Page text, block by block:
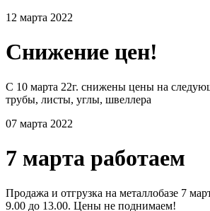
12 марта 2022
Снижение цен!
С 10 марта 22г. снижены цены на
трубы, листы, углы, швеллера
07 марта 2022
7 марта работаем
Продажа и отгрузка на металлобазе 7
9.00 до 13.00. Цены не поднимаем!